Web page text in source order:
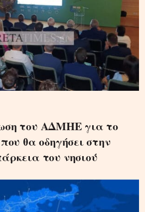
του ΑΔΜΗΕ για το
θα οδηγήσει στην
του νησιού